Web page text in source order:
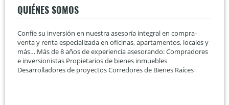
QUIÉNES SOMOS
Confíe su inversión en nuestra asesoría integral en compra-
venta y renta especializada en oficinas, apartamentos, locales y
más… Más de 8 años de experiencia asesorando: Compradores
e inversionistas Propietarios de bienes inmuebles
Desarrolladores de proyectos Corredores de Bienes Raíces